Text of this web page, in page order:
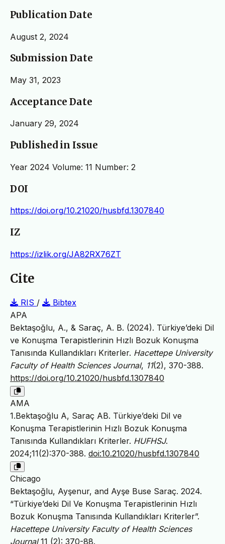
Publication Date
August 2, 2024
Submission Date
May 31, 2023
Acceptance Date
January 29, 2024
Published in Issue
Year 2024 Volume: 11 Number: 2
DOI
https://doi.org/10.21020/husbfd.1307840
IZ
https://izlik.org/JA82RX76ZT
Cite
RIS /
Bibtex
APA
Bektaşoğlu, A., & Saraç, A. B. (2024). Türkiye’deki Dil
ve Konuşma Terapistlerinin Hızlı Bozuk Konuşma
Tanısında Kullandıkları Kriterler. Hacettepe University
Faculty of Health Sciences Journal, 11(2), 370-388.
https://doi.org/10.21020/husbfd.1307840
AMA
1.Bektaşoğlu A, Saraç AB. Türkiye’deki Dil ve
Konuşma Terapistlerinin Hızlı Bozuk Konuşma
Tanısında Kullandıkları Kriterler. HUFHSJ.
2024;11(2):370-388. doi:10.21020/husbfd.1307840
Chicago
Bektaşoğlu, Ayşenur, and Ayşe Buse Saraç. 2024.
“Türkiye’deki Dil Ve Konuşma Terapistlerinin Hızlı
Bozuk Konuşma Tanısında Kullandıkları Kriterler”.
Hacettepe University Faculty of Health Sciences
Journal11 (2): 370-88.